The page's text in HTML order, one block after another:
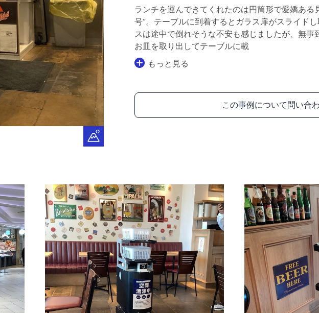
ランチを運んできてくれたのは円筒形で愛嬌ある
号”。テーブルに到着するとガラス扉がスライド
スは途中で倒れそうな不安も感じましたが、無事
お皿を取り出してテーブルに載
もっと見る
この事例について問い合